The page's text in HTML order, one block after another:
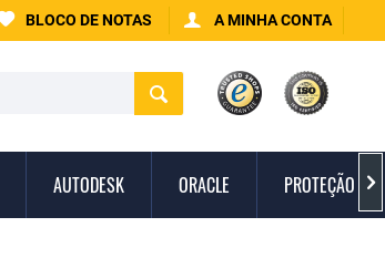
BLOCO DE NOTAS A MINHA CONTA
AUTODESK ORACLE PROTEÇÃO 